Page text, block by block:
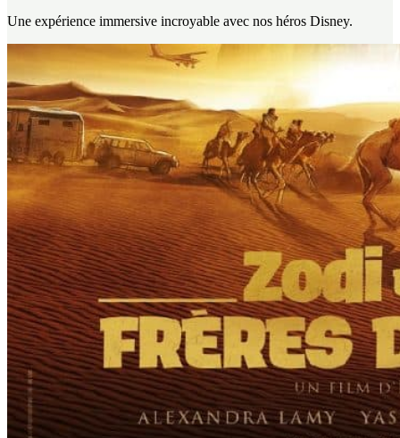
Une expérience immersive incroyable avec nos héros Disney.